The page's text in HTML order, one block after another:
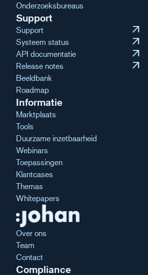
Onderzoeksbureaus
Support
Support arrow_outward
Systeem status arrow_outward
API documentatie arrow_outward
Release notes arrow_outward
Beeldbank
Roadmap
Informatie
Marktplaats
Tools
Duurzame inzetbaarheid
Webinars
Toepassingen
Klantcases
Themas
Whitepapers
Over ons
Team
Contact
Compliance